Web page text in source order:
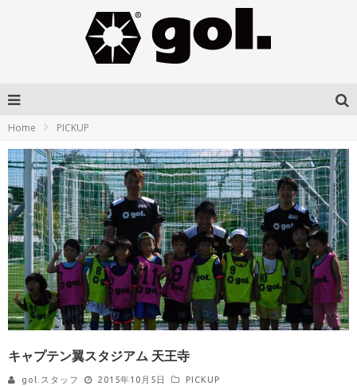
Home PICKUP
キャプテン翼スタジアム 天王寺
gol.スタッフ 2015年10月5日 PICKUP